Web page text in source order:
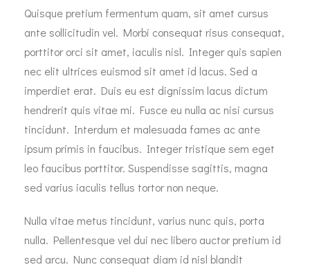
Quisque pretium fermentum quam, sit amet cursus
ante sollicitudin vel. Morbi consequat risus consequat,
porttitor orci sit amet, iaculis nisl. Integer quis sapien
nec elit ultrices euismod sit amet id lacus. Sed a
imperdiet erat. Duis eu est dignissim lacus dictum
hendrerit quis vitae mi. Fusce eu nulla ac nisi cursus
tincidunt. Interdum et malesuada fames ac ante
ipsum primis in faucibus. Integer tristique sem eget
leo faucibus porttitor. Suspendisse sagittis, magna
sed varius iaculis tellus tortor non neque.
Nulla vitae metus tincidunt, varius nunc quis, porta
nulla. Pellentesque vel dui nec libero auctor pretium id
sed arcu. Nunc consequat diam id nisl blandit